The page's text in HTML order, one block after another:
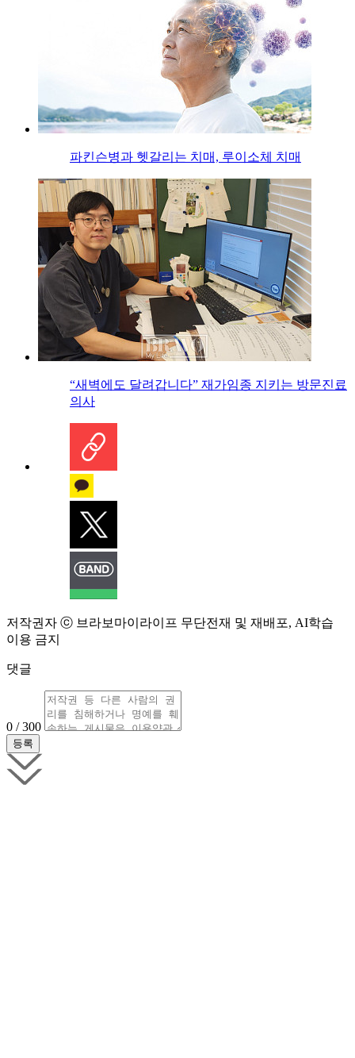
파킨슨병과 헷갈리는 치매, 루이소체 치매
“새벽에도 달려갑니다” 재가임종 지키는 방문진료
의사
저작권자 ⓒ 브라보마이라이프 무단전재 및 재배포, AI학습
이용 금지
댓글
0 / 300